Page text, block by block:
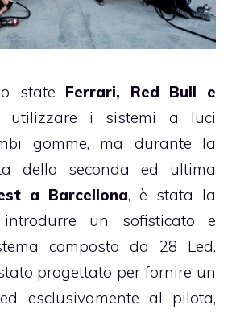
state Ferrari, Red Bull e
utilizzare i sistemi a luci
gomme, ma durante la
della seconda ed ultima
a Barcellona, è stata la
un sofisticato e
composto da 28 Led.
progettato per fornire un
esclusivamente al pilota,